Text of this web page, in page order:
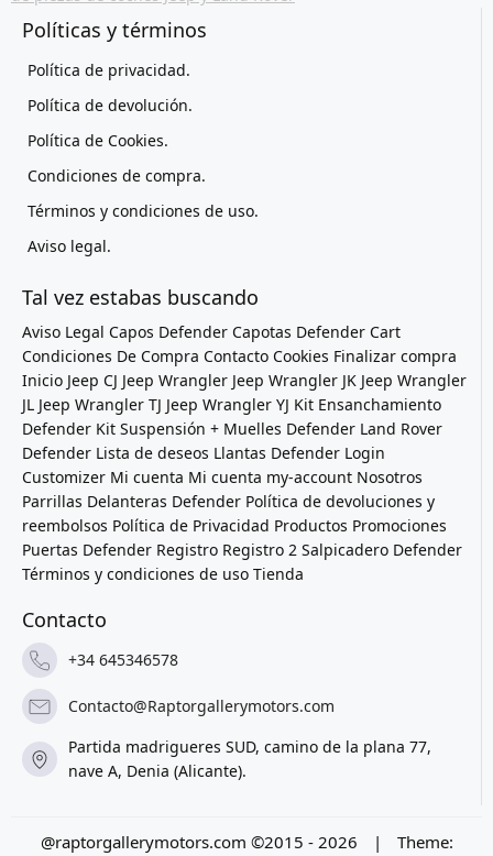
Políticas y términos
Política de privacidad.
Política de devolución.
Política de Cookies.
Condiciones de compra.
Términos y condiciones de uso.
Aviso legal.
Tal vez estabas buscando
Aviso Legal Capos Defender Capotas Defender Cart
Condiciones De Compra Contacto Cookies Finalizar compra
Inicio Jeep CJ Jeep Wrangler Jeep Wrangler JK Jeep Wrangler
JL Jeep Wrangler TJ Jeep Wrangler YJ Kit Ensanchamiento
Defender Kit Suspensión + Muelles Defender Land Rover
Defender Lista de deseos Llantas Defender Login
Customizer Mi cuenta Mi cuenta my-account Nosotros
Parrillas Delanteras Defender Política de devoluciones y
reembolsos Política de Privacidad Productos Promociones
Puertas Defender Registro Registro 2 Salpicadero Defender
Términos y condiciones de uso Tienda
Contacto
+34 645346578
Contacto@Raptorgallerymotors.com
Partida madrigueres SUD, camino de la plana 77,
nave A, Denia (Alicante).
@raptorgallerymotors.com ©2015 - 2026 |
Theme: